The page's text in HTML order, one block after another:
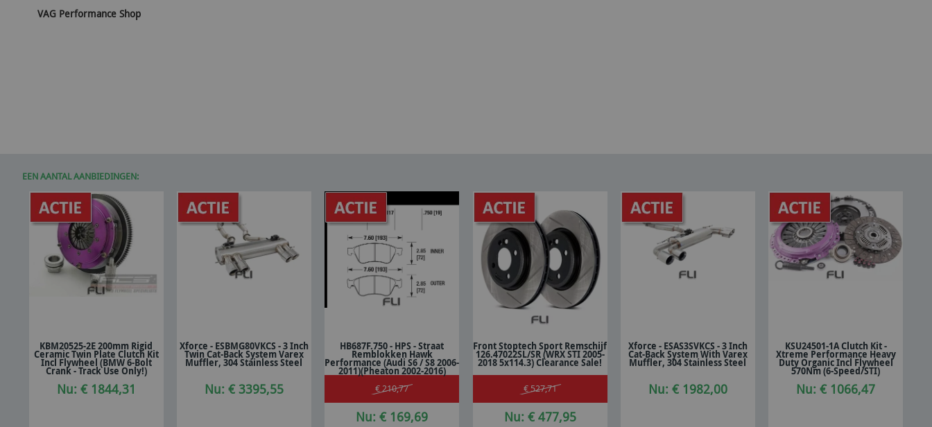
VAG Performance Shop
EEN AANTAL AANBIEDINGEN:
In winkelwagen
KBM20525-2E 200mm Rigid
Ceramic Twin Plate Clutch Kit
Incl Flywheel (BMW 6-Bolt
Crank - Track Use Only!)
Nu: € 1844,31
In winkelwagen
Xforce - ESBMG80VKCS - 3 Inch
Twin Cat-Back System Varex
Muffler, 304 Stainless Steel
Nu: € 3395,55
In winkelwagen
HB687F.750 - HPS - Straat
Remblokken Hawk
Performance (Audi S6 / S8 2006-
2011)(Pheaton 2002-2016)
€ 210,77
Nu: € 169,69
In winkelwagen
Front Stoptech Sport Remschijf
126.47022SL/SR (WRX STI 2005-
2018 5x114.3) Clearance Sale!
€ 527,71
Nu: € 477,95
In winkelwagen
Xforce - ESAS3SVKCS - 3 Inch
Cat-Back System With Varex
Muffler, 304 Stainless Steel
Nu: € 1982,00
In winkelwagen
KSU24501-1A Clutch Kit -
Xtreme Performance Heavy
Duty Organic Incl Flywheel
570Nm (6-Speed/STI)
Nu: € 1066,47